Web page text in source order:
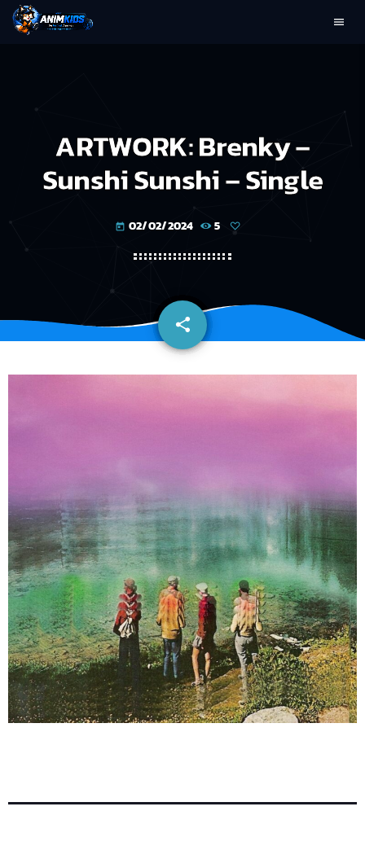
menu
ARTWORK: Brenky –
Sunshi Sunshi – Single
today 02/02/2024 5
share
email